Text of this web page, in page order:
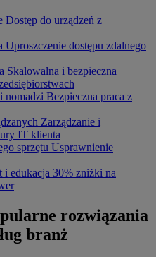
Dostęp do urządzeń z
Uproszczenie dostępu zdalnego
Skalowalna i bezpieczna
nomadzi Bezpieczna praca z
Zarządzanie i
IT klienta
sprzętu Usprawnienie
i edukacja 30% zniżki na
rozwiązania
branż